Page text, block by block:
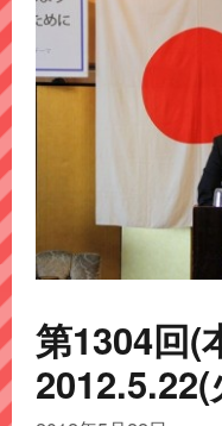
第1304回(
2012.5.22(